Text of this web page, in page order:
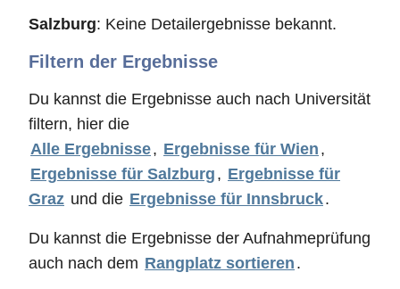
Salzburg: Keine Detailergebnisse bekannt.
Filtern der Ergebnisse
Du kannst die Ergebnisse auch nach Universität
filtern, hier die
Alle Ergebnisse, Ergebnisse für Wien ,
Ergebnisse für Salzburg , Ergebnisse für
Graz und die Ergebnisse für Innsbruck.
Du kannst die Ergebnisse der Aufnahmeprüfung
auch nach dem Rangplatz sortieren .